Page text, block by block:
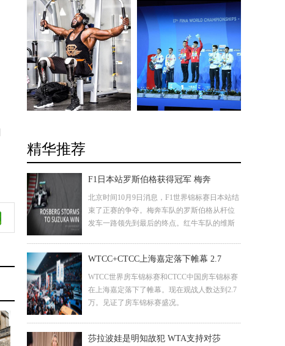
精华推荐
F1日本站罗斯伯格获得冠军 梅奔
北京时间10月9日消息，F1世界锦标赛日本站结
束了正赛的争夺。梅奔车队的罗斯伯格从杆位
发车一路领先到最后的终点。红牛车队的维斯
WTCC+CTCC上海嘉定落下帷幕 2.7
WTCC世界房车锦标赛和CTCC中国房车锦标赛
在上海嘉定落下了帷幕。现在观战人数达到2.7
万。见证了房车锦标赛盛况。
莎拉波娃是明知故犯 WTA支持对莎